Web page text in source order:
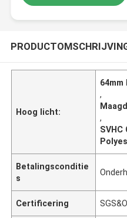
Hoog licht:
,
,
Betalingsconditie
s
Certificering